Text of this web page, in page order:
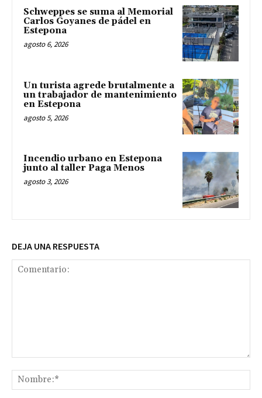
Schweppes se suma al Memorial
Carlos Goyanes de pádel en
Estepona
agosto 6, 2026
Un turista agrede brutalmente a
un trabajador de mantenimiento
en Estepona
agosto 5, 2026
Incendio urbano en Estepona
junto al taller Paga Menos
agosto 3, 2026
DEJA UNA RESPUESTA